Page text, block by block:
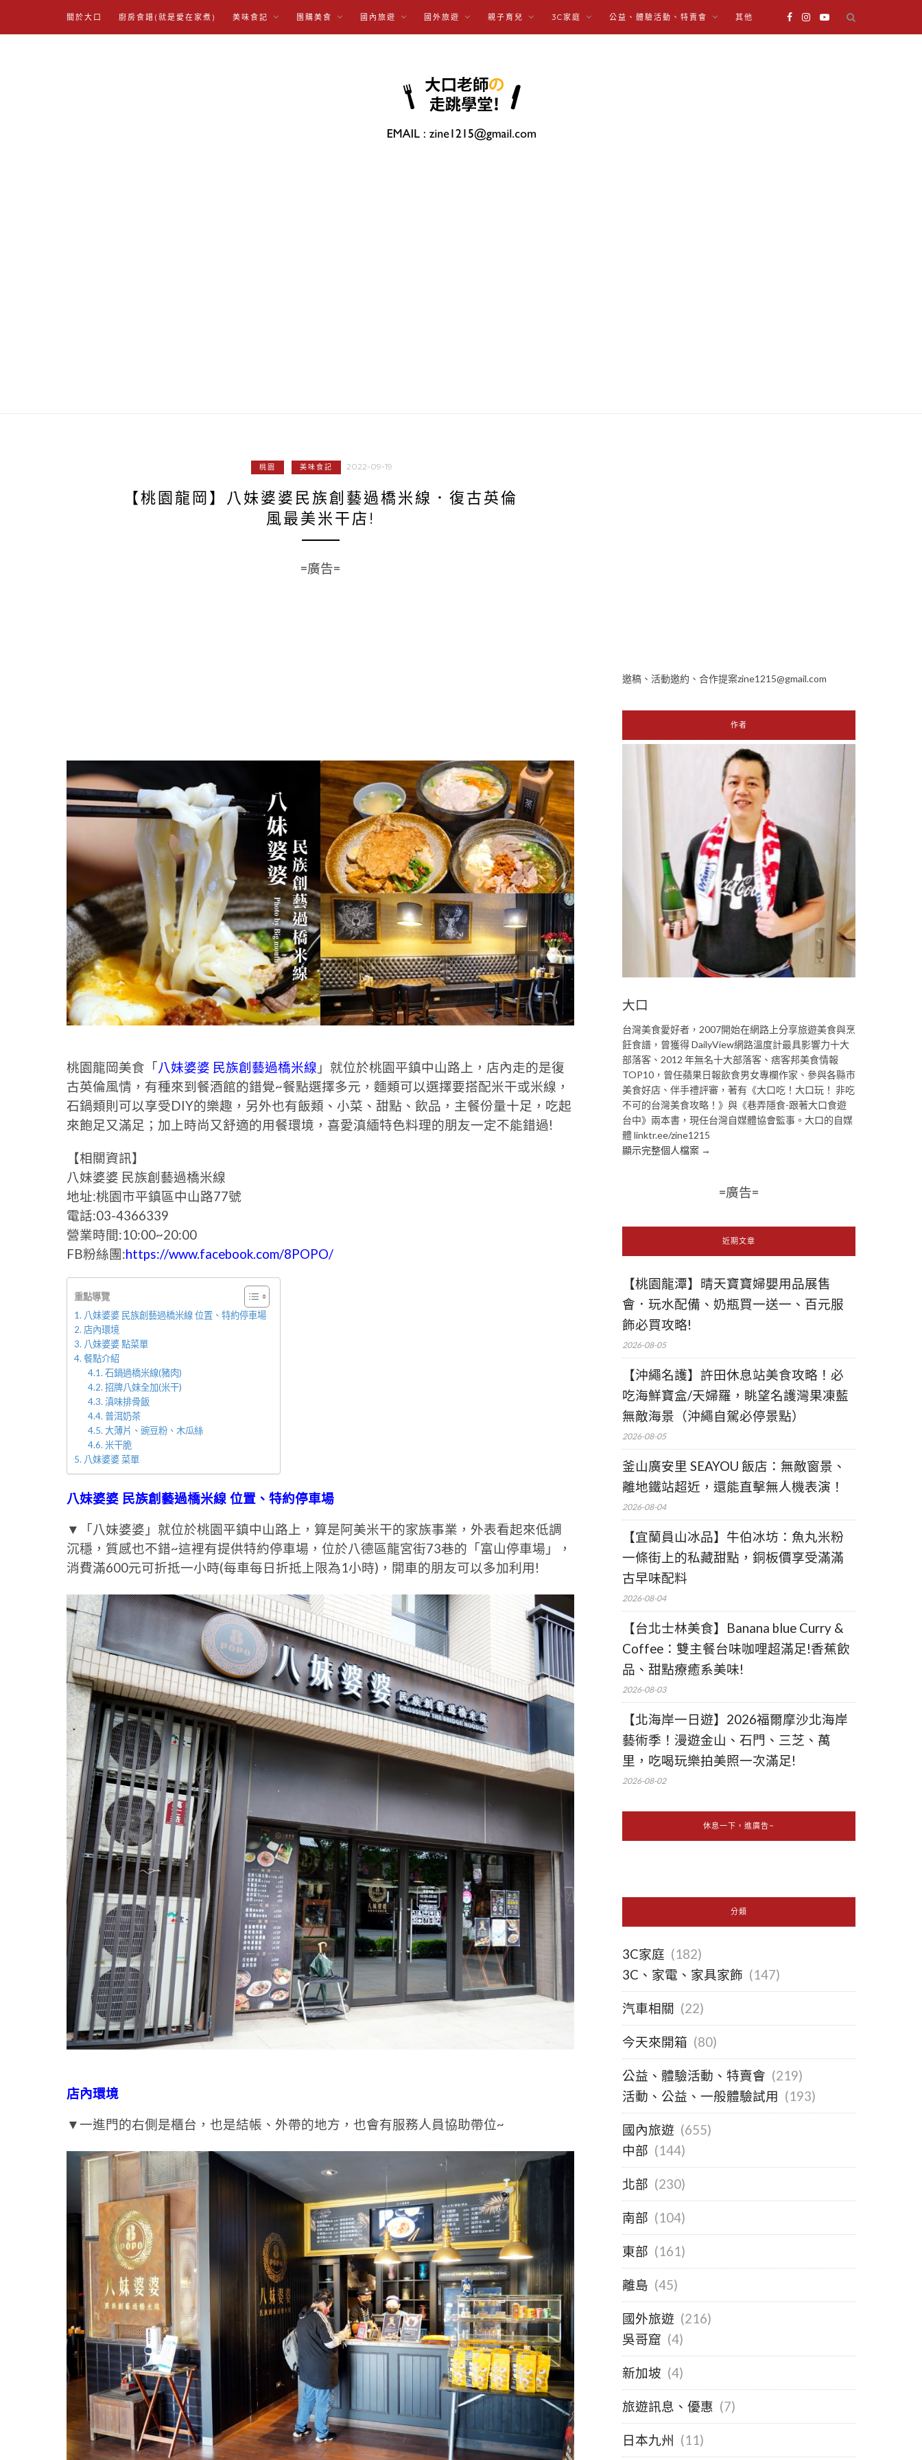
關於大口 廚房食譜(就是愛在家煮) 美味食記 團購美食 國內旅遊 國外旅遊 親子育兒 3C家庭 公益、體驗活動、特賣會 其他
桃園 美味食記 2022-09-19
【桃園龍岡】八妹婆婆民族創藝過橋米線．復古英倫
風最美米干店!
=廣告=
桃園龍岡美食「八妹婆婆 民族創藝過橋米線 」就位於桃園平鎮中山路上，店內走的是復
古英倫風情，有種來到餐酒館的錯覺~餐點選擇多元，麵類可以選擇要搭配米干或米線，
石鍋類則可以享受DIY的樂趣，另外也有飯類、小菜、甜點、飲品，主餐份量十足，吃起
來飽足又滿足；加上時尚又舒適的用餐環境，喜愛滇緬特色料理的朋友一定不能錯過!
【相關資訊】
八妹婆婆 民族創藝過橋米線
地址:桃園市平鎮區中山路77號
電話:03-4366339
營業時間:10:00~20:00
FB粉絲團:https://www.facebook.com/8POPO/
重點導覽
八妹婆婆 民族創藝過橋米線 位置、特約停車場
店內環境
八妹婆婆 點菜單
餐點介紹
石鍋過橋米線(豬肉)
招牌八妹全加(米干)
滇味排骨飯
普洱奶茶
大薄片、豌豆粉、木瓜絲
米干脆
八妹婆婆 菜單
八妹婆婆 民族創藝過橋米線 位置、特約停車場
▼「八妹婆婆」就位於桃園平鎮中山路上，算是阿美米干的家族事業，外表看起來低調
沉穩，質感也不錯~這裡有提供特約停車場，位於八德區龍宮街73巷的「富山停車場」，
消費滿600元可折抵一小時(每車每日折抵上限為1小時)，開車的朋友可以多加利用!
店內環境
▼一進門的右側是櫃台，也是結帳、外帶的地方，也會有服務人員協助帶位~
邀稿、活動邀約、合作提案zine1215@gmail.com
作者
大口
台灣美食愛好者，2007開始在網路上分享旅遊美食與烹
飪食譜，曾獲得 DailyView網路溫度計最具影響力十大
部落客、2012 年無名十大部落客、痞客邦美食情報
TOP10，曾任蘋果日報飲食男女專欄作家、參與各縣市
美食好店、伴手禮評審，著有《大口吃！大口玩！ 非吃
不可的台灣美食攻略！》與《巷弄隱食-跟著大口食遊
台中》兩本書，現任台灣自媒體協會監事。大口的自媒
體 linktr.ee/zine1215
顯示完整個人檔案 →
=廣告=
近期文章
【桃園龍潭】晴天寶寶婦嬰用品展售
會．玩水配備、奶瓶買一送一、百元服
飾必買攻略!
2026-08-05
【沖繩名護】許田休息站美食攻略！必
吃海鮮寶盒/天婦羅，眺望名護灣果凍藍
無敵海景（沖繩自駕必停景點）
2026-08-05
釜山廣安里 SEAYOU 飯店：無敵窗景、
離地鐵站超近，還能直擊無人機表演！
2026-08-04
【宜蘭員山冰品】牛伯冰坊：魚丸米粉
一條街上的私藏甜點，銅板價享受滿滿
古早味配料
2026-08-04
【台北士林美食】Banana blue Curry &
Coffee：雙主餐台味咖哩超滿足!香蕉飲
品、甜點療癒系美味!
2026-08-03
【北海岸一日遊】2026福爾摩沙北海岸
藝術季！漫遊金山、石門、三芝、萬
里，吃喝玩樂拍美照一次滿足!
2026-08-02
休息一下，進廣告~
分類
3C家庭 (182)
3C、家電、家具家飾 (147)
汽車相關 (22)
今天來開箱 (80)
公益、體驗活動、特賣會 (219)
活動、公益、一般體驗試用 (193)
國內旅遊 (655)
中部 (144)
北部 (230)
南部 (104)
東部 (161)
離島 (45)
國外旅遊 (216)
吳哥窟 (4)
新加坡 (4)
旅遊訊息、優惠 (7)
日本九州 (11)